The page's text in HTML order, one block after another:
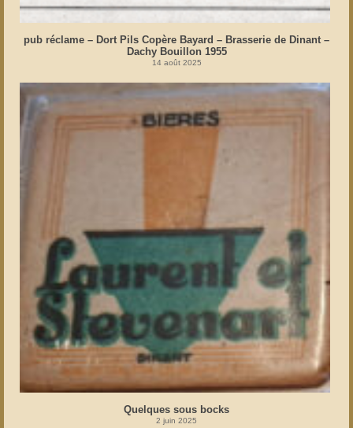
pub réclame – Dort Pils Copère Bayard – Brasserie de Dinant –
Dachy Bouillon 1955
14 août 2025
Quelques sous bocks
2 juin 2025